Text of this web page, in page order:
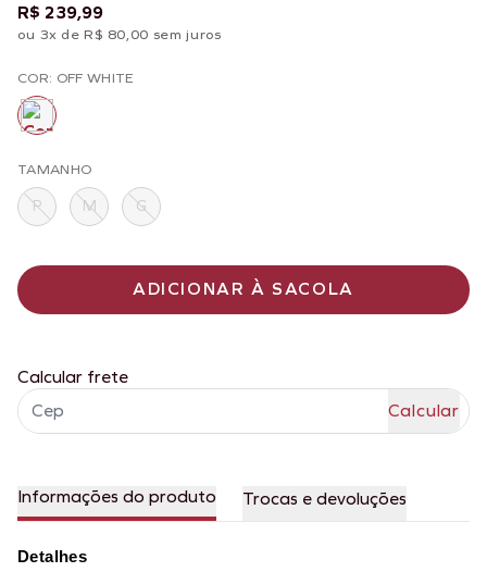
R$ 239,99
ou 3x de R$ 80,00 sem juros
COR: OFF WHITE
TAMANHO
P M G
ADICIONAR À SACOLA
Calcular frete
Informações do produto Trocas e devoluções
Detalhes